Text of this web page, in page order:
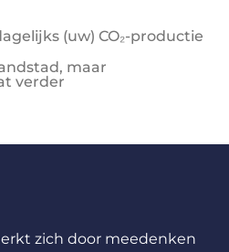
(uw) CO₂-productie
maar
verder
zich door meedenken